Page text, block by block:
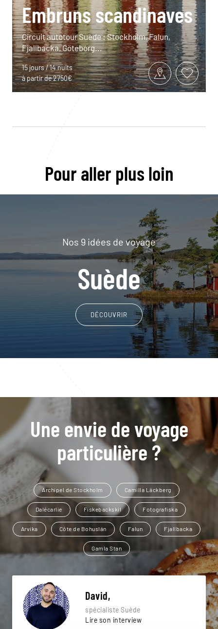
Embruns scandinaves
Circuit autotour Suède : Stockholm, Falun,
Fjallbacka, Göteborg...
15 jours / 14 nuits
à partir de 2750€
Pour aller plus loin
Nos 9 idées de voyage
Suède
DÉCOUVRIR
Une envie de voyage
particulière ?
Archipel de Stockholm Camilla Läckberg
Dalécarlie Fiskebackskil Fotografiska
Arvika Côte de Bohuslän Falun Fjallbacka
Gamla Stan
David,
spécialiste Suède
Lire son interview